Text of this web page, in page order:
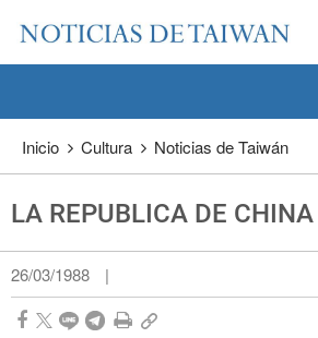
Pase a contenido principal
Inicio Cultura Noticias de Taiwán
LA REPUBLICA DE
26/03/1988 |